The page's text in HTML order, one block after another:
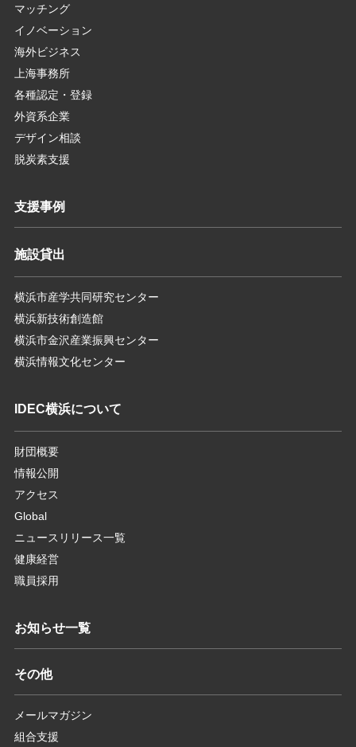
マッチング
イノベーション
海外ビジネス
上海事務所
各種認定・登録
外資系企業
デザイン相談
脱炭素支援
支援事例
施設貸出
横浜市産学共同研究センター
横浜新技術創造館
横浜市金沢産業振興センター
横浜情報文化センター
IDEC横浜について
財団概要
情報公開
アクセス
Global
ニュースリリース一覧
健康経営
職員採用
お知らせ一覧
その他
メールマガジン
組合支援